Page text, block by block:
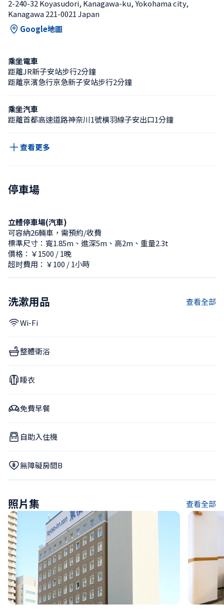
2-240-32 Koyasudori, Kanagawa-ku, Yokohama city,
Kanagawa 221-0021 Japan
Google地圖
乘坐電車
距離JR新子安站步行2分鐘
距離京濱急行京急新子安站步行2分鐘
乘坐汽車
距離首都高速道路神奈川1號橫羽線子安出口1分鐘
查看更多
停車場
立體停車場(汽車)
可容納26輛車，需預約/收費
標準尺寸：寬1.85m、進深5m、高2m、重量2.3t
價格：￥1500 / 1晚
超时費用：￥100 / 1小時
洗漱用品 查看全部
Wi-Fi
整體衛浴
睡衣
免費早餐
自助入住機
無障礙房間B
照片集 查看全部